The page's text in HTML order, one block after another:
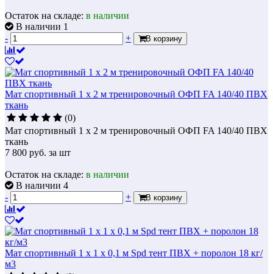
Остаток на складе: в наличии
В наличии 1
-
+ В корзину
Мат спортивный 1 х 2 м тренировочный ОФП FA 140/40 ПВХ
ткань
(0)
Мат спортивный 1 х 2 м тренировочный ОФП FA 140/40 ПВХ
ткань
7 800 руб. за шт
Остаток на складе: в наличии
В наличии 4
-
+ В корзину
Мат спортивный 1 х 1 х 0,1 м Spd тент ПВХ + поролон 18 кг/
м3